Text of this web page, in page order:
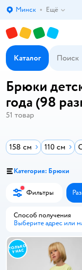
Выбор адреса
Минск Ещё
Каталог
Брюки
года (98
51 товар
158 см 110 см
Категория: Брюки
Фильтры
Способ получения
Выберите адрес или